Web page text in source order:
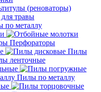
(реноваторы)
травы
металлу
Перфораторы
Пилы
ленточные
Пилы по металлу